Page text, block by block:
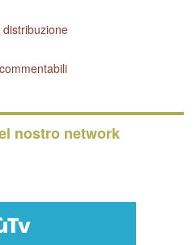
distribuzione
nostro network